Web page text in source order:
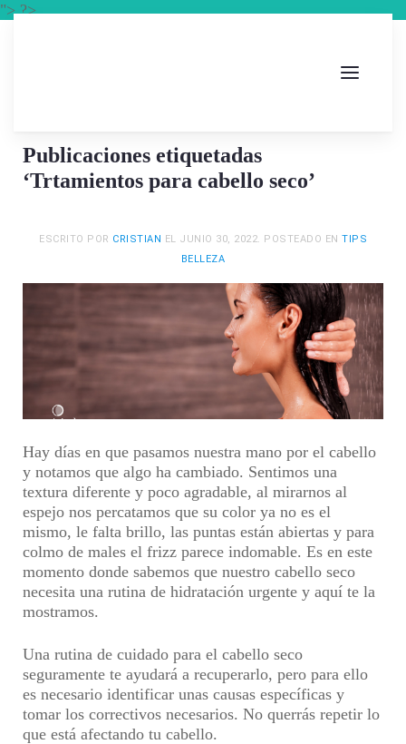
"> ?>
Publicaciones etiquetadas
‘Trtamientos para cabello seco’
ESCRITO POR CRISTIAN EL JUNIO 30, 2022. POSTEADO EN TIPS
BELLEZA
Hay días en que pasamos nuestra mano por el cabello
y notamos que algo ha cambiado. Sentimos una
textura diferente y poco agradable, al mirarnos al
espejo nos percatamos que su color ya no es el
mismo, le falta brillo, las puntas están abiertas y para
colmo de males el frizz parece indomable. Es en este
momento donde sabemos que nuestro cabello seco
necesita una rutina de hidratación urgente y aquí te la
mostramos.
Una rutina de cuidado para el cabello seco
seguramente te ayudará a recuperarlo, pero para ello
es necesario identificar unas causas específicas y
tomar los correctivos necesarios. No querrás repetir lo
que está afectando tu cabello.